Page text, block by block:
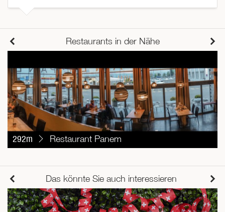
Restaurants in der Nähe
292m Restaurant Panem
Das könnte Sie auch interessieren